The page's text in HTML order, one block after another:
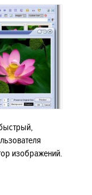
изображений.